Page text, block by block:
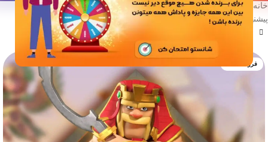
خانه خدمات درون برنامه ای/بازی های سوپر سل/کلش آف کلنز/
پیشنهادات ویژه کلش آف کلنز
فروخته شده